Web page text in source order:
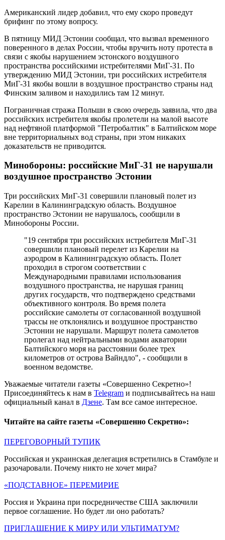
Американский лидер добавил, что ему скоро проведут
брифинг по этому вопросу.
В пятницу МИД Эстонии сообщал, что вызвал временного
поверенного в делах России, чтобы вручить ноту протеста в
связи с якобы нарушением эстонского воздушного
пространства российскими истребителями МиГ-31. По
утверждению МИД Эстонии, три российских истребителя
МиГ-31 якобы вошли в воздушное пространство страны над
Финским заливом и находились там 12 минут.
Пограничная стража Польши в свою очередь заявила, что два
российских истребителя якобы пролетели на малой высоте
над нефтяной платформой "Петробалтик" в Балтийском море
вне территориальных вод страны, при этом никаких
доказательств не приводится.
Минобороны: российские МиГ-31 не нарушали
воздушное пространство Эстонии
Три российских МиГ-31 совершили плановый полет из
Карелии в Калининградскую область. Воздушное
пространство Эстонии не нарушалось, сообщили в
Минобороны России.
"19 сентября три российских истребителя МиГ-31
совершили плановый перелет из Карелии на
аэродром в Калининградскую область. Полет
проходил в строгом соответствии с
Международными правилами использования
воздушного пространства, не нарушая границ
других государств, что подтверждено средствами
объективного контроля. Во время полета
российские самолеты от согласованной воздушной
трассы не отклонялись и воздушное пространство
Эстонии не нарушали. Маршрут полета самолетов
пролегал над нейтральными водами акватории
Балтийского моря на расстоянии более трех
километров от острова Вайндло", - сообщили в
военном ведомстве.
Уважаемые читатели газеты «Совершенно Секретно»!
Присоединяйтесь к нам в Telegram и подписывайтесь на наш
официальный канал в Дзене. Там все самое интересное.
Читайте на сайте газеты «Совершенно Секретно»:
ПЕРЕГОВОРНЫЙ ТУПИК
Российская и украинская делегация встретились в Стамбуле и
разочаровали. Почему никто не хочет мира?
«ПОДСТАВНОЕ» ПЕРЕМИРИЕ
Россия и Украина при посредничестве США заключили
первое соглашение. Но будет ли оно работать?
ПРИГЛАШЕНИЕ К МИРУ ИЛИ УЛЬТИМАТУМ?